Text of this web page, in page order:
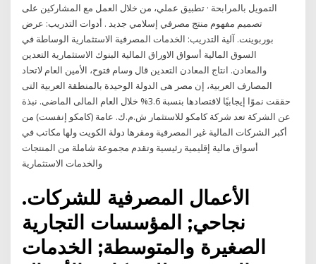
التمويل بالمرابحة · تطبيق عملي، من خلال العمل مع المشاركين على
تصميم مفهوم منتج مصرفي إسلامي جديد . أدوات التدريب: عرض
بوربوينت. آلية التدريب: الخدمات المصرفية الاستثمارية الوساطة في
السوق المالية أسواق الاوراق المالية البنوك الاستثمارية التعدين
والمعادن. انتاج المعادن التعدين قال وسام فتوح، الأمين العام لاتحاد
المصارف العربية، إن مصر هى الدولة الوحيدة بالمنطقة العربية التى
حققت نموًا إيجابيًا لاقتصادها بنسبة 3.6% خلال العام المالى الماضى. نبذة
عن الشركة تعد شركة كامكو للاستثمار ش.م.ك. عامة (كامكو إنفست) من
أكبر الشركات المالية غير المصرفية ومقرها دولة الكويت ولها مكاتب في
أسواق مالية إقليمية رئيسية وتقدم مجموعة شاملة من المنتجات
والخدمات الاستثمارية
الأعمال المصرفية للشركات.
نجاحي; المؤسسات التجارية
الصغيرة والمتوسطة; الخدمات